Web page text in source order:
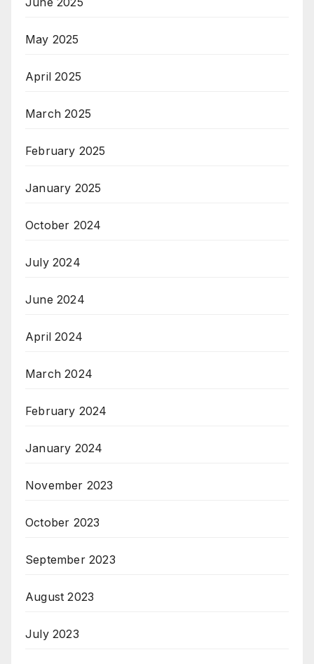
May 2025
April 2025
March 2025
February 2025
January 2025
October 2024
July 2024
June 2024
April 2024
March 2024
February 2024
January 2024
November 2023
October 2023
September 2023
August 2023
July 2023